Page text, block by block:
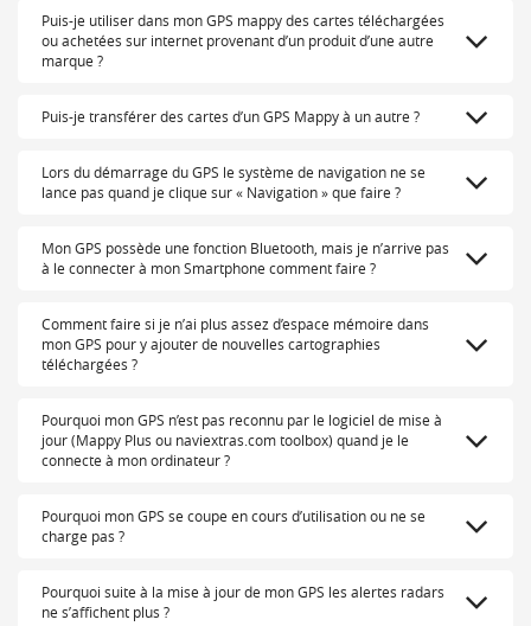
Puis-je utiliser dans mon GPS mappy des cartes téléchargées
ou achetées sur internet provenant d’un produit d’une autre
marque ?
Puis-je transférer des cartes d’un GPS Mappy à un autre ?
Lors du démarrage du GPS le système de navigation ne se
lance pas quand je clique sur « Navigation » que faire ?
Mon GPS possède une fonction Bluetooth, mais je n’arrive pas
à le connecter à mon Smartphone comment faire ?
Comment faire si je n’ai plus assez d’espace mémoire dans
mon GPS pour y ajouter de nouvelles cartographies
téléchargées ?
Pourquoi mon GPS n’est pas reconnu par le logiciel de mise à
jour (Mappy Plus ou naviextras.com toolbox) quand je le
connecte à mon ordinateur ?
Pourquoi mon GPS se coupe en cours d’utilisation ou ne se
charge pas ?
Pourquoi suite à la mise à jour de mon GPS les alertes radars
ne s’affichent plus ?